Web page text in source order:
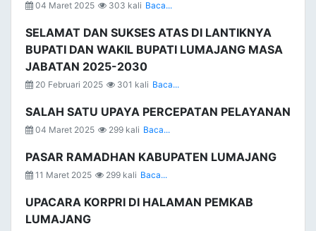
04 Maret 2025 303 kali Baca...
SELAMAT DAN SUKSES ATAS DI LANTIKNYA
BUPATI DAN WAKIL BUPATI LUMAJANG MASA
JABATAN 2025-2030
20 Februari 2025 301 kali Baca...
SALAH SATU UPAYA PERCEPATAN PELAYANAN
04 Maret 2025 299 kali Baca...
PASAR RAMADHAN KABUPATEN LUMAJANG
11 Maret 2025 299 kali Baca...
UPACARA KORPRI DI HALAMAN PEMKAB
LUMAJANG